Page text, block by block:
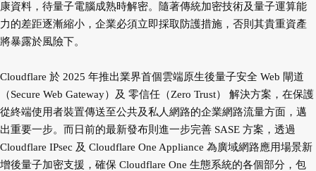
康資料，待量子電腦成熟時解密。隨著傳統加密技術及量子運算能
力的差距逐漸縮小，企業必須立即採取防護措施，否則其貴重資產
將暴露於風險下。
Cloudflare 於 2025 年推出業界首個雲端原生後量子安全 Web 閘道
（Secure Web Gateway）及 零信任（Zero Trust） 解決方案，在保護
從終端使用者裝置傳送至公共及私人網路的企業網路流量方面，邁
出重要一步。而日前的最新發布則進一步完善 SASE 方案，透過
Cloudflare IPsec 及 Cloudflare One Appliance 為廣域網路應用場景新
增後量子加密支援，確保 Cloudflare One 生態系統的各個部分，包